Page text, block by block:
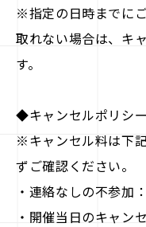
※指定の日時までに
取れない場合は、キ
す。
◆キャンセルポリシ
※キャンセル料は下
ずご確認ください。
・連絡なしの不参加
・開催当日のキャン